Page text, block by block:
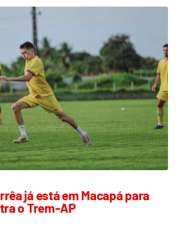
já está em Macapá para
o Trem-AP